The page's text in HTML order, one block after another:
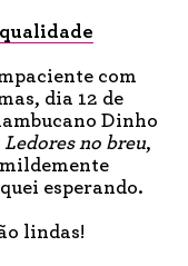
com
dia 12 de
Dinho
Ledores no breu,
esperando.
lindas!